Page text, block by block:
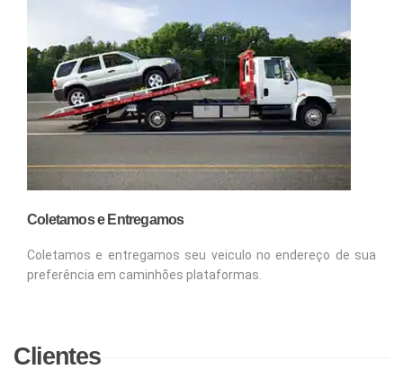
Coletamos e Entregamos
Coletamos e entregamos seu veiculo no endereço de sua
preferência em caminhões plataformas.
Clientes